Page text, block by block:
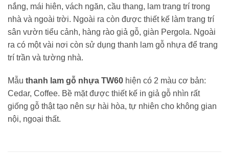
nắng, mái hiên, vách ngăn, cầu thang, lam trang trí trong
nhà và ngoài trời. Ngoài ra còn được thiết kế làm trang trí
sân vườn tiểu cảnh, hàng rào giả gỗ, giàn Pergola. Ngoài
ra có một vài nơi còn sử dụng thanh lam gỗ nhựa để trang
trí trần và tường nhà.
Mẫu thanh lam gỗ nhựa TW60 hiện có 2 màu cơ bản:
Cedar, Coffee. Bề mặt được thiết kế in giả gỗ nhìn rất
giống gỗ thật tạo nên sự hài hòa, tự nhiên cho không gian
nội, ngoại thất.